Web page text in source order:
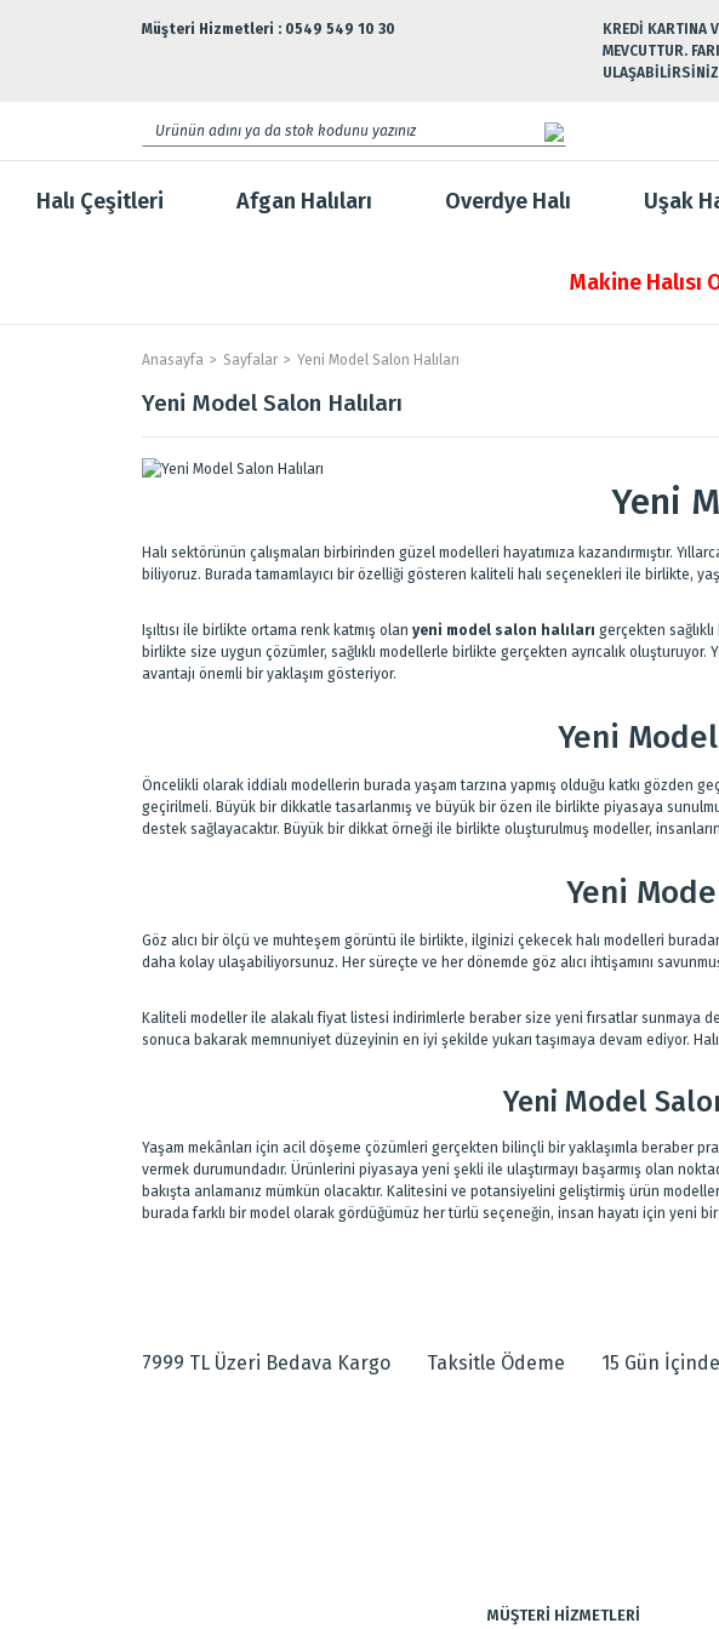
Müşteri Hizmetleri : 0549 549 10 30
KREDİ KARTINA
MEVCUTTUR.
Halı Çeşitleri Afgan Halıları Overdye Halı Uşak
Makine Halısı
Anasayfa Sayfalar Yeni Model Salon Halıları
Yeni Model Salon Halıları
Yeni
Halı sektörünün çalışmaları birbirinden güzel modelleri hayatımıza kazandırmıştır.
biliyoruz. Burada tamamlayıcı bir özelliği gösteren kaliteli halı seçenekleri ile birlikte,
Işıltısı ile birlikte ortama renk katmış olan yeni model salon halıları gerçekten
birlikte size uygun çözümler, sağlıklı modellerle birlikte gerçekten ayrıcalık
avantajı önemli bir yaklaşım gösteriyor.
Yeni
Öncelikli olarak iddialı modellerin burada yaşam tarzına yapmış olduğu katkı gözden
geçirilmeli. Büyük bir dikkatle tasarlanmış ve büyük bir özen ile birlikte piyasaya
destek sağlayacaktır. Büyük bir dikkat örneği ile birlikte oluşturulmuş modeller,
Yeni
Göz alıcı bir ölçü ve muhteşem görüntü ile birlikte, ilginizi çekecek halı modelleri
daha kolay ulaşabiliyorsunuz. Her süreçte ve her dönemde göz alıcı ihtişamını
Kaliteli modeller ile alakalı fiyat listesi indirimlerle beraber size yeni fırsatlar sunmaya
sonuca bakarak memnuniyet düzeyinin en iyi şekilde yukarı taşımaya devam ediyor.
Yeni Model
Yaşam mekânları için acil döşeme çözümleri gerçekten bilinçli bir yaklaşımla beraber
vermek durumundadır. Ürünlerini piyasaya yeni şekli ile ulaştırmayı başarmış olan
bakışta anlamanız mümkün olacaktır. Kalitesini ve potansiyelini geliştirmiş ürün
burada farklı bir model olarak gördüğümüz her türlü seçeneğin, insan hayatı için yeni
7999 TL Üzeri Bedava Kargo Taksitle Ödeme 15 Gün
MÜŞTERİ HİZMETLERİ